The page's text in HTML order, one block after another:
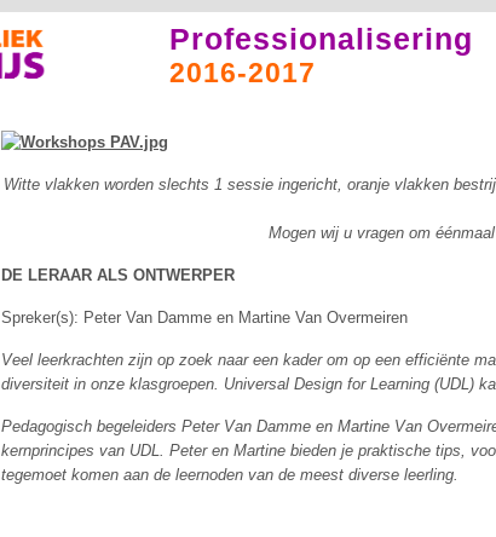
Professionalisering
2016-2017
Witte vlakken worden slechts 1 sessie ingericht, oranje vlakken
Mogen wij u vragen om
DE LERAAR ALS ONTWERPER
Spreker(s): Peter Van Damme en Martine Van Overmeiren
Veel leerkrachten zijn op zoek naar een kader om op een efficiënte
diversiteit in onze klasgroepen. Universal Design for Learning (UDL)
Pedagogisch begeleiders Peter Van Damme en Martine Van
kernprincipes van UDL. Peter en Martine bieden je praktische tips,
tegemoet komen aan de leernoden van de meest diverse leerling.